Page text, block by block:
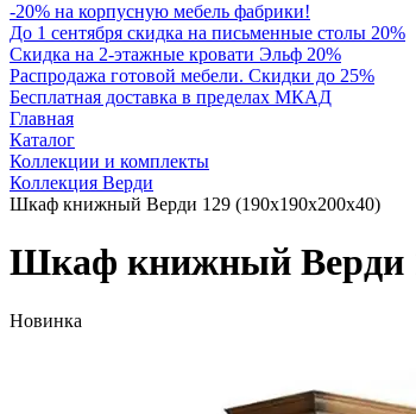
-20% на корпусную мебель фабрики!
До 1 сентября скидка на письменные столы 20%
Скидка на 2-этажные кровати Эльф 20%
Распродажа готовой мебели. Скидки до 25%
Бесплатная доставка в пределах МКАД
Главная
Каталог
Коллекции и комплекты
Коллекция Верди
Шкаф книжный Верди 129 (190х190х200х40)
Шкаф книжный Верди
Новинка